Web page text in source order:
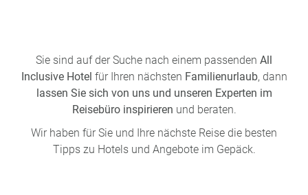
Pools für Kinder sowie Babysitter-Service,
Kinderrestaurants und Abendunterhaltung sorgen für einen
entspannten Urlaub
Familienhotel müssen Sie sich keine Gedanken um
Mahlzeiten, die kleinen Snacks zwischendurch oder
Sie sind auf der Suche nach einem passenden All
Inclusive Hotel für Ihren nächsten Familienurlaub, dann
lassen Sie sich von uns und unseren Experten im
Reisebüro inspirieren und beraten.
Wir haben für Sie und Ihre nächste Reise die besten
Tipps zu Hotels und Angebote im Gepäck.